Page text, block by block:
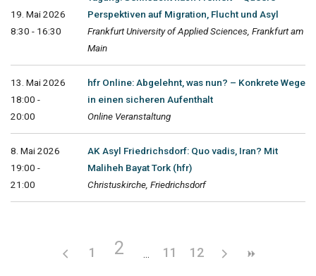
19. Mai 2026
8:30 - 16:30
Perspektiven auf Migration, Flucht und Asyl
Frankfurt University of Applied Sciences, Frankfurt am
Main
13. Mai 2026
18:00 -
20:00
hfr Online: Abgelehnt, was nun? – Konkrete Wege
in einen sicheren Aufenthalt
Online Veranstaltung
8. Mai 2026
19:00 -
21:00
AK Asyl Friedrichsdorf: Quo vadis, Iran? Mit
Maliheh Bayat Tork (hfr)
Christuskirche, Friedrichsdorf
1 2 11 12